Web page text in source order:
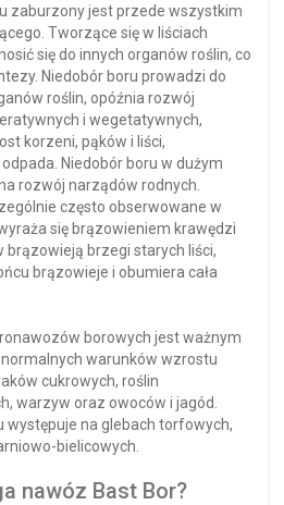
zaburzony jest przede wszystkim
Tworzące się w liściach
się do innych organów roślin, co
Niedobór boru prowadzi do
roślin, opóźnia rozwój
i wegetatywnych,
korzeni, pąków i liści,
Niedobór boru w dużym
rozwój narządów rodnych.
często obserwowane w
się brązowieniem krawędzi
brązowieją brzegi starych liści,
brązowieje i obumiera cała
borowych jest ważnym
warunków wzrostu
cukrowych, roślin
warzyw oraz owoców i jagód.
występuje na glebach torfowych,
bielicowych.
nawóz Bast Bor?